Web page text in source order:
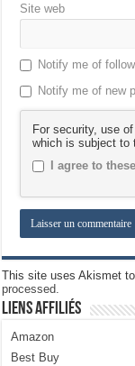
Site web
Notify me of
Notify me of new
For security, use
which is subject to
I agree to
This site uses Akismet
processed.
Liens Affiliés
Amazon
Best Buy